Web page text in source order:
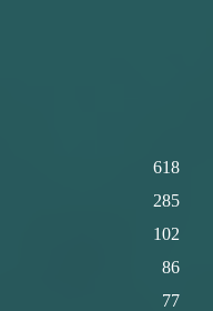
618
285
102
86
77